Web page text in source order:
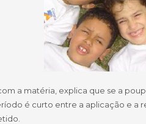
a matéria, explica que se a
é curto entre a aplicação e a